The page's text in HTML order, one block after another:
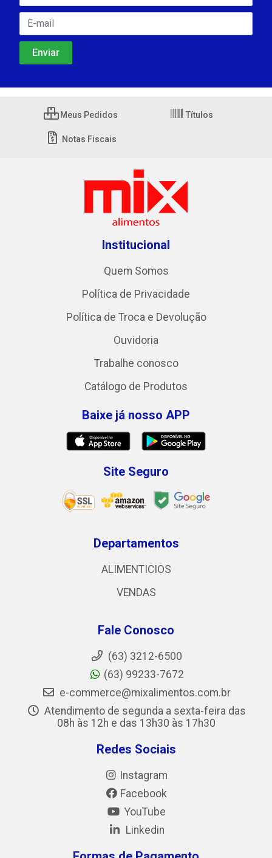
Meus Pedidos Títulos
Notas Fiscais
Institucional
Quem Somos
Política de Privacidade
Política de Troca e Devolução
Ouvidoria
Trabalhe conosco
Catálogo de Produtos
Baixe já nosso APP
Site Seguro
Departamentos
ALIMENTICIOS
VENDAS
Fale Conosco
(63) 3212-6500
(63) 99233-7672
e-commerce@mixalimentos.com.br
Atendimento de segunda a sexta-feira das
08h às 12h e das 13h30 às 17h30
Redes Sociais
Instagram
Facebook
YouTube
Linkedin